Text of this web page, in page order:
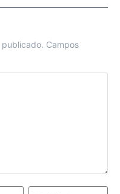
publicado. Campos